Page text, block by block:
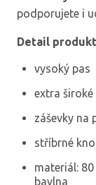
podporujete i
Detail
vysoký pas
extra
záševky na
stříbrné
materiál:
bavlna